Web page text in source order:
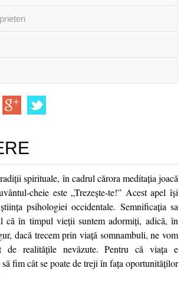
spirituale, în cadrul cărora meditaţia joacă
cheie este „Trezeşte-te!” Acest apel îşi
psihologiei occidentale. Semnificaţia sa
că în timpul vieţii suntem adormiţi, adică, în
dacă trecem prin viaţă somnambuli, ne vom
de realităţile nevăzute. Pentru că viaţa e
fim cât se poate de treji în faţa oportunităţilor